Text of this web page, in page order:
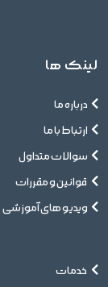
لینک ها
درباره ما
ارتباط با ما
سوالات متداول
قوانین و مقررات
ویدیو های آموزشی
خدمات